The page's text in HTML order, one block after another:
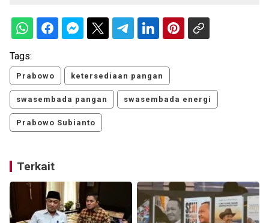
Tags:
Prabowo ketersediaan pangan
swasembada pangan swasembada energi
Prabowo Subianto
Terkait